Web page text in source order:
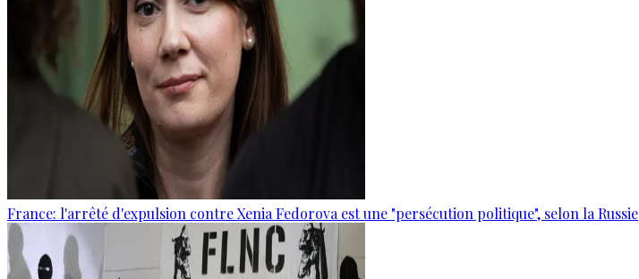
France: l'arrêté d'expulsion contre Xenia Fedorova est une "persécution politique", selon la Russie